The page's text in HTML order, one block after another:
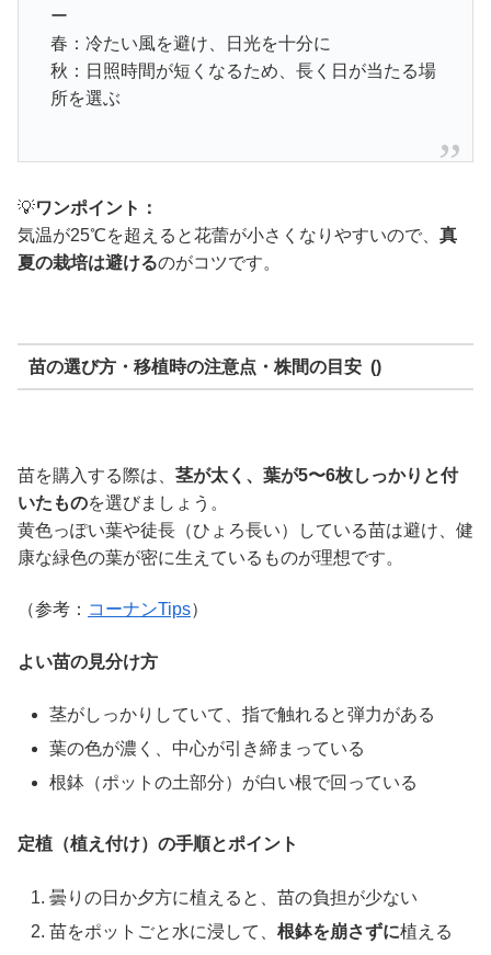
ー
春：冷たい風を避け、日光を十分に
秋：日照時間が短くなるため、長く日が当たる場
所を選ぶ
💡ワンポイント：
気温が25℃を超えると花蕾が小さくなりやすいので、 真
夏の栽培は避けるのがコツです。
苗の選び方・移植時の注意点・株間の目安 ()
苗を購入する際は、 茎が太く、葉が5〜6枚しっかりと付
いたものを選びましょう。
黄色っぽい葉や徒長（ひょろ長い）している苗は避け、健
康な緑色の葉が密に生えているものが理想です。
（参考： コーナンTips）
よい苗の見分け方
茎がしっかりしていて、指で触れると弾力がある
葉の色が濃く、中心が引き締まっている
根鉢（ポットの土部分）が白い根で回っている
定植（植え付け）の手順とポイント
曇りの日か夕方に植えると、苗の負担が少ない
苗をポットごと水に浸して、根鉢を崩さずに植える